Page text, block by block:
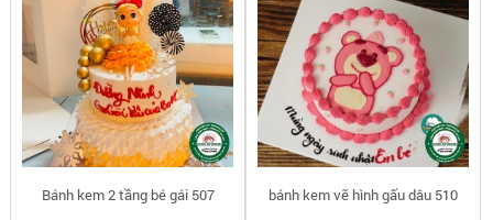
Bánh kem 2 tầng bé gái 507 bánh kem vẽ hình gấu dâu 510